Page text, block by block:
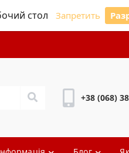
стол Запретить
+38 (068)